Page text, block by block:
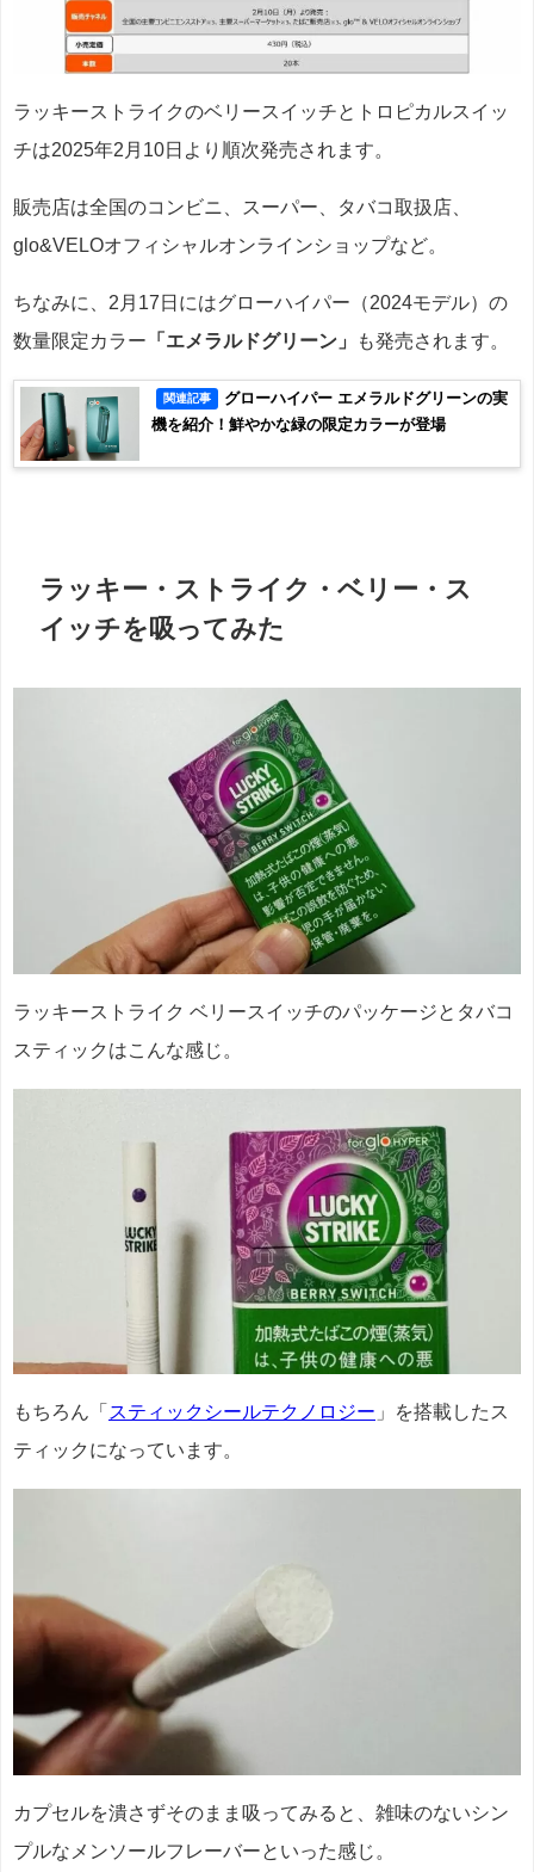
ラッキーストライクのベリースイッチとトロピカルスイッ
チは2025年2月10日より順次発売されます。
販売店は全国のコンビニ、スーパー、タバコ取扱店、
glo&VELOオフィシャルオンラインショップなど。
ちなみに、2月17日にはグローハイパー（2024モデル）の
数量限定カラー 「エメラルドグリーン」 も発売されます。
関連記事
グローハイパー エメラルドグリーンの実
機を紹介！鮮やかな緑の限定カラーが登場
ラッキー・ストライク・ベリー・ス
イッチを吸ってみた
ラッキーストライク ベリースイッチのパッケージとタバコ
スティックはこんな感じ。
もちろん「 スティックシールテクノロジー 」を搭載したス
ティックになっています。
カプセルを潰さずそのまま吸ってみると、雑味のないシン
プルなメンソールフレーバーといった感じ。